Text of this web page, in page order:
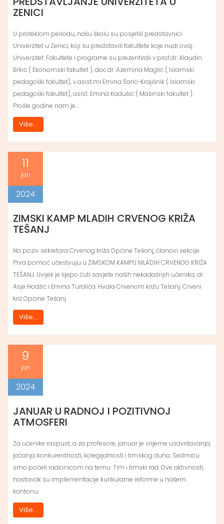
ZENICI
U proteklom periodu, našu školu su posjetili predstavnici
Univerzitet u Zenici, koji su predstavili fakultete koje nudi ovaj
Univerzitet. Fakultete i programe su prezentirali v.prof.dr. Alaudin
Brkić ( Ekonomski fakultet ), doc.dr. Azemina Maglić ( Islamski
pedagoški fakultet), v.asist.mr.Emina Šarić-Krajišnik ( Islamski
pedagoški fakultet), asist. Emina Kadušić ( Mašinski fakultet ).
Prošle godine nam je…
Više...
11
jan
2024
ZIMSKI KAMP MLADIH CRVENOG KRIŽA
TEŠANJ
Na poziv sekretara Crvenog križa Općine Tešanj, članovi sekcije
Prva pomoć učestvuju u ZIMSKOM KAMPU MLADIH CRVENOG KRIŽA
TEŠANJ. Uvijek je lijepo čuti savjete naših nekadašnjih učenika, dr.
Asje Hodžić i Emina Turalića. Hvala Crvenom križu Tešanj. Crveni
križ Općine Tešanj
Više...
9
jan
2024
JANUAR U RADNOJ I POZITIVNOJ
ATMOSFERI
Za učenike raspust, a za profesore, januar je vrijeme usavršavanja,
jačanja konkurentnosti, kolegijalnosti i timskog duha. Sedmicu
smo počeli radionicom na temu: Tim i timski rad. Ove aktivnosti,
nastavak su implementacije kurikularne reforme u našem
kantonu.
Više...